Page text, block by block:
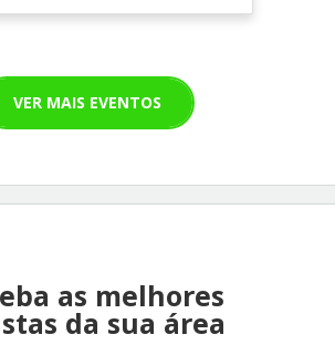
VER MAIS EVENTOS
as melhores
da sua área